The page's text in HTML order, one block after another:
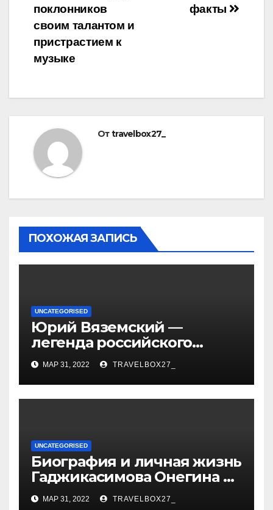
факты
поклонников
своим талантом и
пристрастием к
музыке
Отtravelbox27_
ПОХОЖАЯ ЗАПИСЬ
UNCATEGORISED
Юрий Вяземский —
легенда российского
спорта — биография,
достижения и вклад в
развитие гимнастики
МАР 31, 2022 TRAVELBOX27_
UNCATEGORISED
Биография и личная жизнь
Гаджикасимова Онегина —
информация о жене и
МАР 31, 2022 TRAVELBOX27_